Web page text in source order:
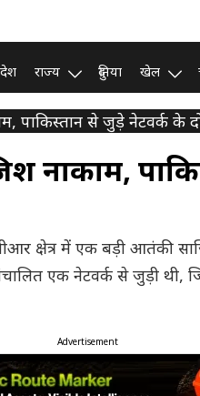
देश राज्य दुनिया खेल
पाकिस्तान से जुड़े नेटवर्क के
नाकाम,
क्षेत्र में एक बड़ी आतंकी
एक नेटवर्क से जुड़ी
Advertisement